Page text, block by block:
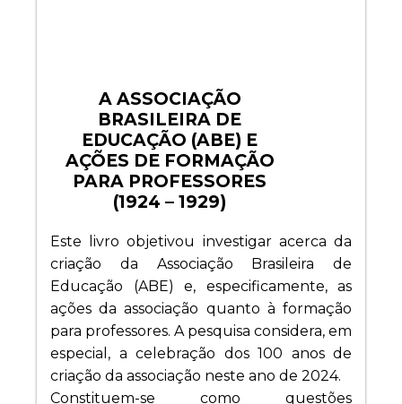
A ASSOCIAÇÃO
BRASILEIRA DE
EDUCAÇÃO (ABE) E
AÇÕES DE FORMAÇÃO
PARA PROFESSORES
(1924 – 1929)
Este livro objetivou investigar acerca da
criação da Associação Brasileira de
Educação (ABE) e, especificamente, as
ações da associação quanto à formação
para professores. A pesquisa considera, em
especial, a celebração dos 100 anos de
criação da associação neste ano de 2024.
Constituem-se como questões